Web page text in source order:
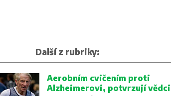
Další z rubriky:
Aerobním cvičením proti
Alzheimerovi, potvrzují vědci